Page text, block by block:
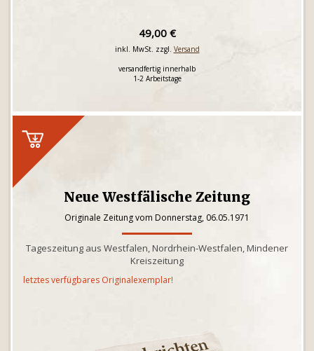
49,00 €
inkl. MwSt. zzgl. Versand
versandfertig innerhalb
1-2 Arbeitstage
Neue Westfälische Zeitung
Originale Zeitung vom Donnerstag, 06.05.1971
Tageszeitung aus Westfalen, Nordrhein-Westfalen, Mindener
Kreiszeitung
letztes verfügbares Originalexemplar!